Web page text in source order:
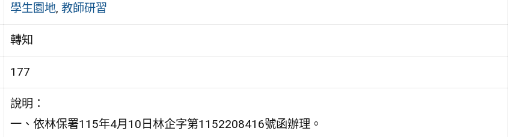
學生園地, 教師研習
轉知
177
說明：
一、依林保署115年4月10日林企字第1152208416號函辦理。